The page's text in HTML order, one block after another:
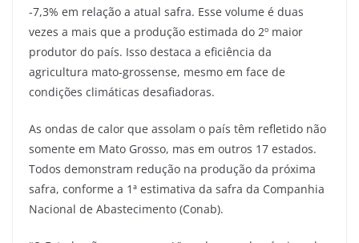
-7,3% em relação a atual safra. Esse volume é duas
vezes a mais que a produção estimada do 2º maior
produtor do país. Isso destaca a eficiência da
agricultura mato-grossense, mesmo em face de
condições climáticas desafiadoras.
As ondas de calor que assolam o país têm refletido não
somente em Mato Grosso, mas em outros 17 estados.
Todos demonstram redução na produção da próxima
safra, conforme a 1ª estimativa da safra da Companhia
Nacional de Abastecimento (Conab).